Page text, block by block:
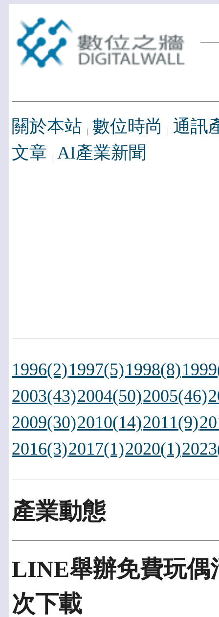
關於本站 數位時尚
通訊
文章 AI產業新聞
1996(2)1997(5)1998(8)
2003(43)2004(50)2005(46)
2009(30)2010(14)2011(9)
2016(3)2017(1)2020(1)
產業動態
LINE舉辦免費玩偶
次下載